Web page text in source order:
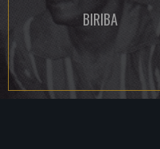
BIRIBA